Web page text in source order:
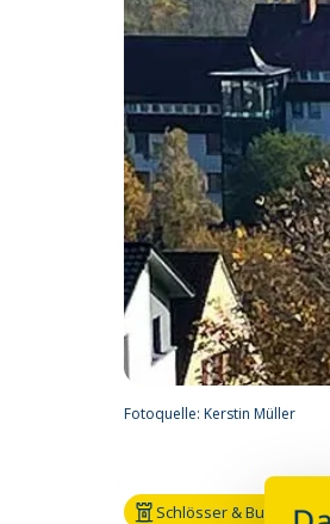
Fotoquelle: Kerstin Müller
Schlösser & Burgen